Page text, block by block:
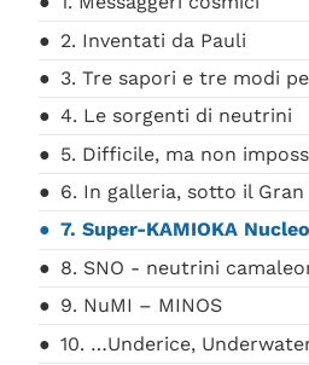
2. Inventati da Pauli
3. Tre sapori e tre modi
4. Le sorgenti di neutrini
5. Difficile, ma non
6. In galleria, sotto il Gran
7. Super-KAMIOKA
8. SNO - neutrini
9. NuMI – MINOS
10. …Underice,